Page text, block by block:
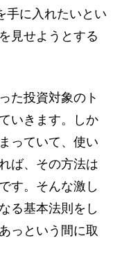
手に入れたいとい
見せようとする
た投資対象のト
いきます。しか
っていて、使い
ば、その方法は
す。そんな激し
る基本法則をし
っという間に取